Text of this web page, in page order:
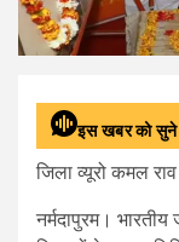
इस खबर को सुने
जिला व्यूरो कमल
नर्मदापुरम। भारतीय